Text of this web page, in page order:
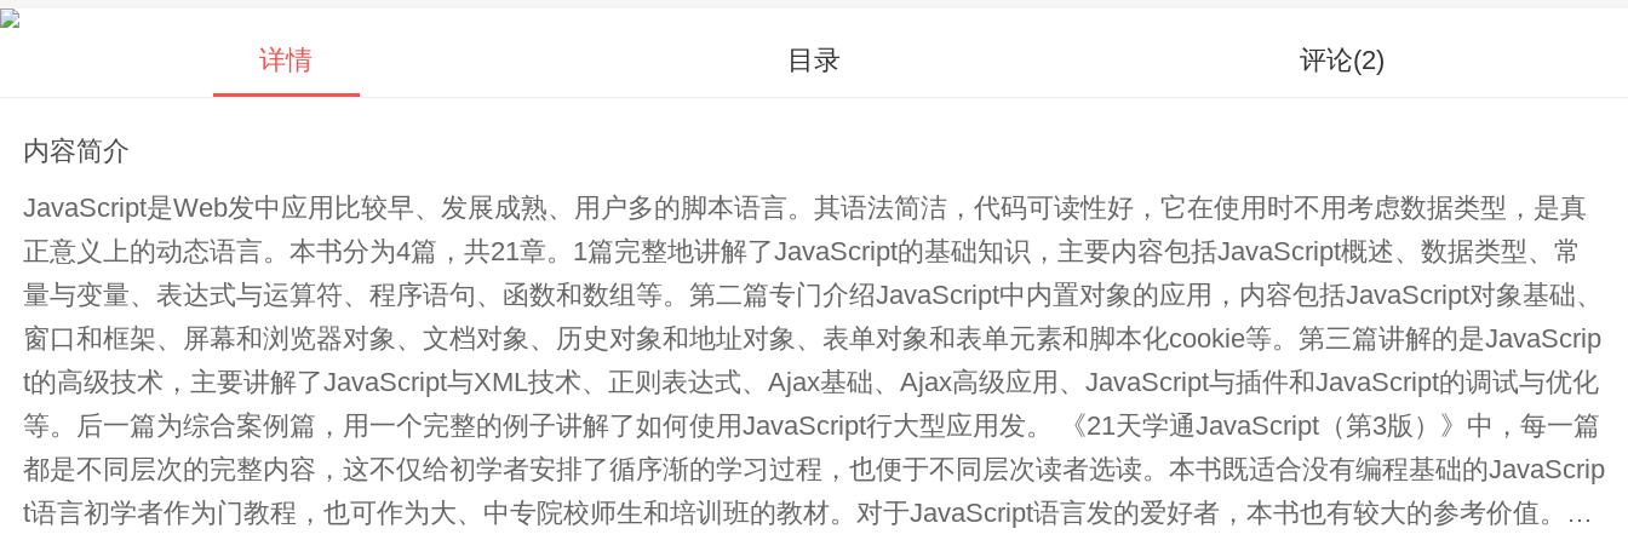
详情 目录 评论(2)
内容简介
JavaScript是Web发中应用比较早、发展成熟、用户多的脚本语言。其语法简洁，代码可读性好，它在使用时不用考虑数据类型，是真
正意义上的动态语言。本书分为4篇，共21章。1篇完整地讲解了JavaScript的基础知识，主要内容包括JavaScript概述、数据类型、常
量与变量、表达式与运算符、程序语句、函数和数组等。第二篇专门介绍JavaScript中内置对象的应用，内容包括JavaScript对象基础、
窗口和框架、屏幕和浏览器对象、文档对象、历史对象和地址对象、表单对象和表单元素和脚本化cookie等。第三篇讲解的是JavaScrip
t的高级技术，主要讲解了JavaScript与XML技术、正则表达式、Ajax基础、Ajax高级应用、JavaScript与插件和JavaScript的调试与优化
等。后一篇为综合案例篇，用一个完整的例子讲解了如何使用JavaScript行大型应用发。 《21天学通JavaScript（第3版）》中，每一篇
都是不同层次的完整内容，这不仅给初学者安排了循序渐的学习过程，也便于不同层次读者选读。本书既适合没有编程基础的JavaScrip
t语言初学者作为门教程，也可作为大、中专院校师生和培训班的教材。对于JavaScript语言发的爱好者，本书也有较大的参考价值。